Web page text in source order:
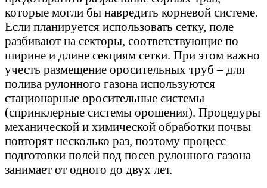
которые могли бы навредить корневой системе.
Если планируется использовать сетку, поле
разбивают на секторы, соответствующие по
ширине и длине секциям сетки. При этом важно
учесть размещение оросительных труб – для
полива рулонного газона используются
стационарные оросительные системы
(спринклерные системы орошения). Процедуры
механической и химической обработки почвы
повторят несколько раз, поэтому процесс
подготовки полей под посев рулонного газона
занимает от одного до двух лет.